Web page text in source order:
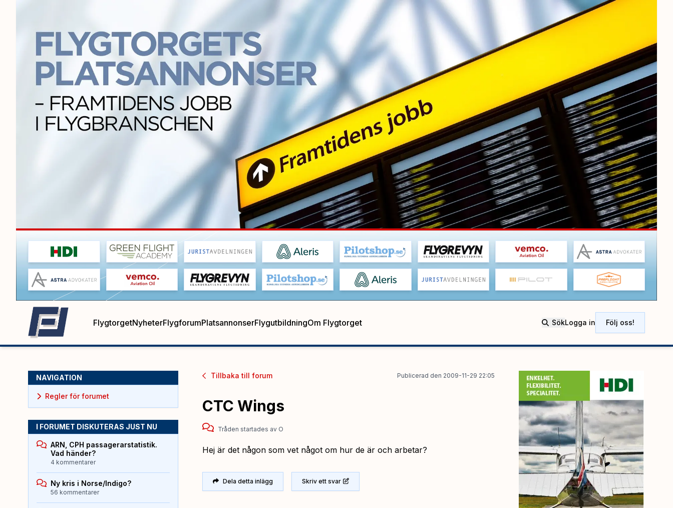
FlygtorgetNyheterFlygforumPlatsannonserFlygutbildningOm Flygtorget SökLogga in Följ oss!
Tillbaka till forum Publicerad den 2009-11-29 22:05
CTC Wings
Tråden startades av O
Hej är det någon som vet något om hur de är och arbetar?
Dela detta inlägg Skriv ett svar
NAVIGATION
Regler för forumet
I FORUMET DISKUTERAS JUST NU
ARN, CPH passagerarstatistik.
Vad händer?
4 kommentarer
Ny kris i Norse/Indigo?
56 kommentarer